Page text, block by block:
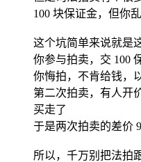
100 块保证金，但你
这个坑简单来说就是
你参与拍卖，交 100
你悔拍，不肯给钱，
第二次拍卖，有人开
买走了
于是两次拍卖的差价
所以，千万别把法拍